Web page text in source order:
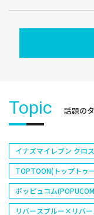
Topic 話題の
イナズマイレブン クロス
TOPTOON(トップトゥ
ポッピュコム
リバースブルー×リバ